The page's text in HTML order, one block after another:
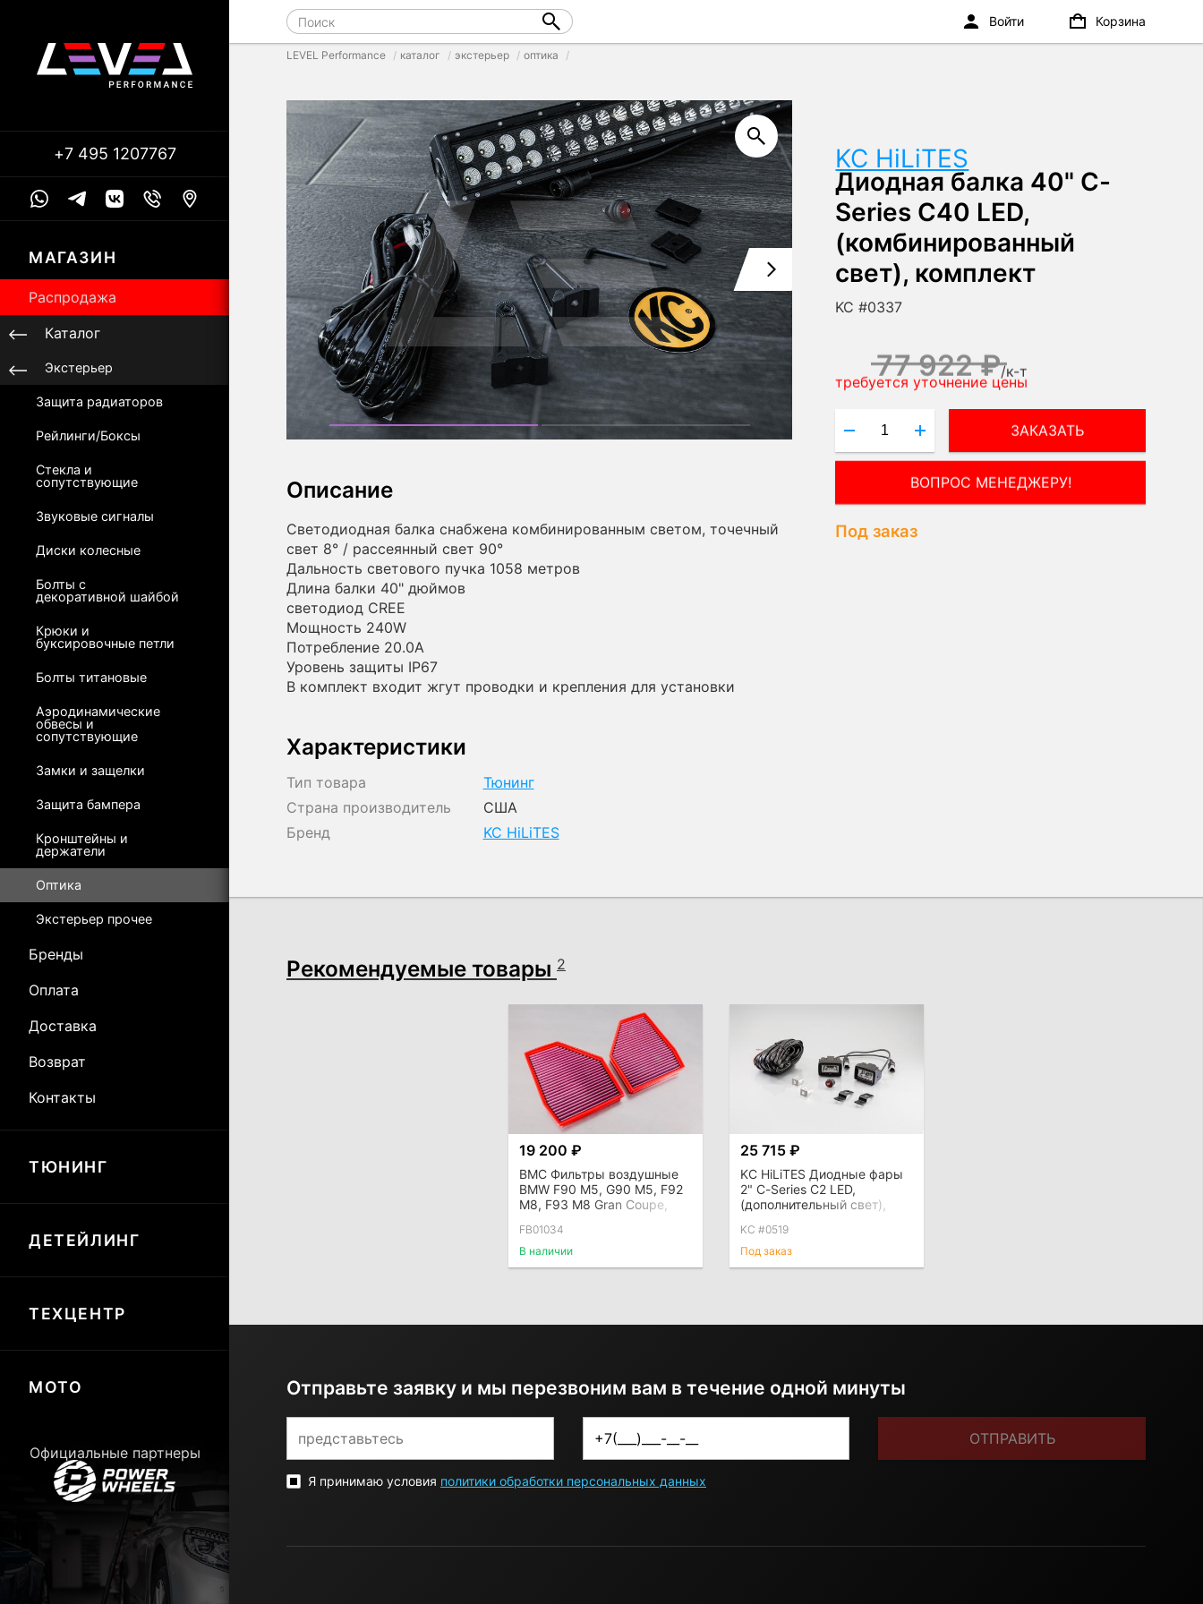
LEVEL Performance каталог экстерьер оптика
KC HiLiTES
Диодная балка 40" C-
Series C40 LED,
(комбинированный
свет), комплект
KC #0337
77 922 ₽/к-т
требуется уточнение цены
ЗАКАЗАТЬ
ПОЛУЧИТЬ КОНСУЛЬТАЦИЮ
ЭКСПЕРТА!
Под заказ
Описание
Светодиодная балка снабжена комбинированным светом, точечный
свет 8° / рассеянный свет 90°
Дальность светового пучка 1058 метров
Длина балки 40" дюймов
светодиод CREE
Мощность 240W
Потребление 20.0А
Уровень защиты IP67
В комплект входит жгут проводки и крепления для установки
Характеристики
Тип товара
Тюнинг
Страна производитель
США
Бренд
KC HiLiTES
Рекомендуемые товары 2
19 200 ₽
BMC Фильтры воздушные
BMW F90 M5, G90 M5, F92
M8, F93 M8 Gran Coupe,
FB01034
В наличии
25 715 ₽
KC HiLiTES Диодные фары
2" C-Series C2 LED,
(дополнительный свет),
KC #0519
Под заказ
Отправьте заявку и мы перезвоним вам в течение одной минуты
ОТПРАВИТЬ
Я принимаю условия политики обработки персональных данных
+7 495 1207767
МАГАЗИН
Распродажа
Каталог
Экстерьер
Защита радиаторов
Рейлинги/Боксы
Стекла и
сопутствующие
Звуковые сигналы
Диски колесные
Болты с
декоративной шайбой
Крюки и
буксировочные петли
Болты титановые
Аэродинамические
обвесы и
сопутствующие
Замки и защелки
Защита бампера
Кронштейны и
держатели
Оптика
Экстерьер прочее
Бренды
Оплата
Доставка
Возврат
Контакты
ТЮНИНГ
ДЕТЕЙЛИНГ
ТЕХЦЕНТР
МОТО
Официальные партнеры
Войти Корзина